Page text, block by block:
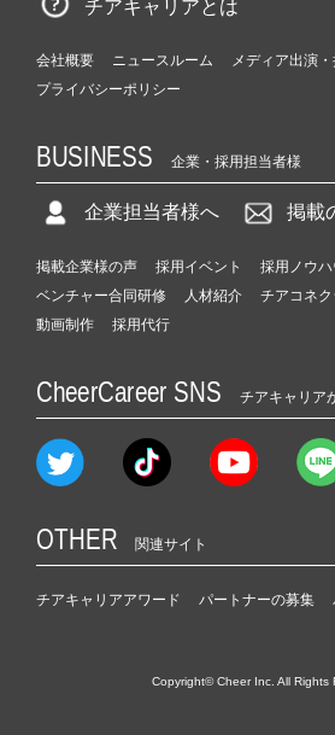
チアキャリアとは
会社概要 ニュースルーム
メディア出演
プライバシーポリシー
BUSINESS 企業・採用担当者様
企業担当者様へ 掲載
掲載企業様の声 採用イベント 採用ノウハ
ベンチャー合同研修
人材紹介 チアコネ
動画制作
採用代行
CheerCareer SNS チアキャリア
OTHER 関連サイト
チアキャリアアワード パートナーの募集
Copyright© Cheer Inc. All Rights